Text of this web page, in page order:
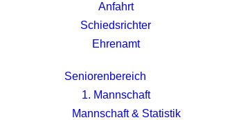
Anfahrt
Schiedsrichter
Ehrenamt
Seniorenbereich
1. Mannschaft
Mannschaft & Statistik